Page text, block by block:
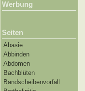
Werbung
Seiten
Abasie
Abbinden
Abdomen
Bachblüten
Bandscheibenvorfall